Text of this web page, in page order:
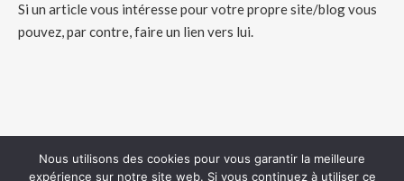
Si un article vous intéresse pour votre propre site/blog vous
pouvez, par contre, faire un lien vers lui.
Nous utilisons des cookies pour vous garantir la meilleure
expérience sur notre site web. Si vous continuez à utiliser ce